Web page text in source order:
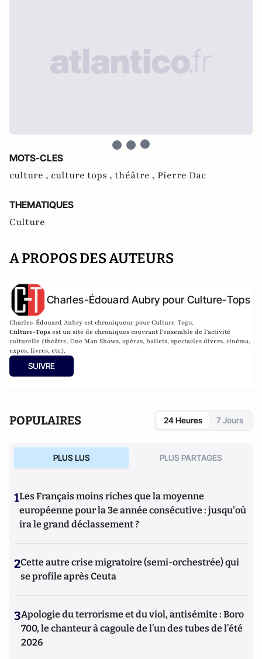
MOTS-CLES
culture , culture tops , théâtre , Pierre Dac
THEMATIQUES
Culture
A PROPOS DES AUTEURS
Charles-Édouard Aubry pour Culture-Tops
Charles-Édouard Aubry est chroniqueur pour Culture-Tops.
Culture-Tops est un site de chroniques couvrant l'ensemble de l'activité
culturelle (théâtre, One Man Shows, opéras, ballets, spectacles divers, cinéma,
expos, livres, etc.).
SUIVRE
POPULAIRES 24 Heures 7 Jours
PLUS LUS PLUS PARTAGES
1Les Français moins riches que la moyenne
européenne pour la 3e année consécutive : jusqu'où
ira le grand déclassement ?
2Cette autre crise migratoire (semi-orchestrée) qui
se profile après Ceuta
3Apologie du terrorisme et du viol, antisémite : Boro
700, le chanteur à cagoule de l’un des tubes de l’été
2026